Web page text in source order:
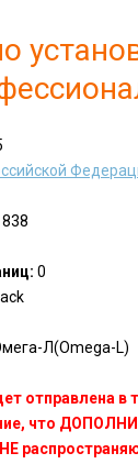
0
Л(Omega-L)
отправлена в
что